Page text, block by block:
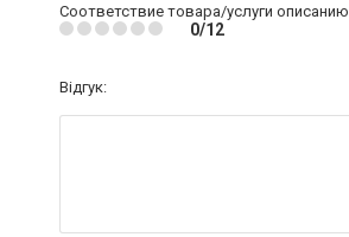
Соответствие товара/услуги описанию
0/12
Відгук: